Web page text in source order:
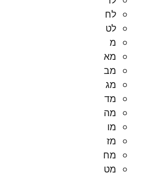
לח
לט
מ
מא
מב
מג
מד
מה
מו
מז
מח
מט